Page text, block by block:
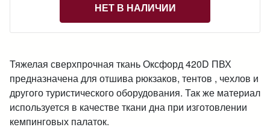
НЕТ В НАЛИЧИИ
Тяжелая сверхпрочная ткань Оксфорд 420D ПВХ
предназначена для отшива рюкзаков, тентов , чехлов и
другого туристического оборудования. Так же материал
используется в качестве ткани дна при изготовлении
кемпинговых палаток.